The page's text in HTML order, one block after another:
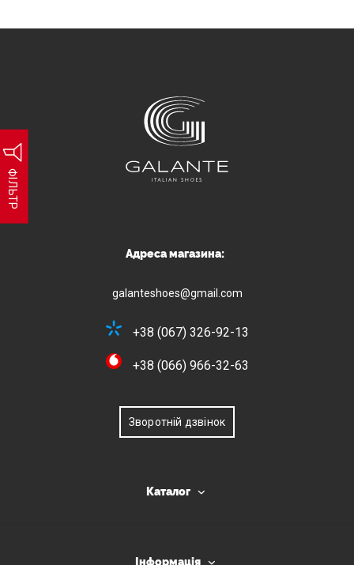
ФІЛЬТР
Адреса магазина:
galanteshoes@gmail.com
+38 (067) 326-92-13
+38 (066) 966-32-63
Зворотній дзвінок
Каталог
Інформація